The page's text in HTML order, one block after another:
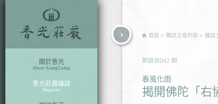
關於香光
About XiangGuang
香光莊嚴雜誌
Magazine
首頁 雜誌文章列表 雜誌
節錄自 042 期
春風化雨
揭開佛陀「右